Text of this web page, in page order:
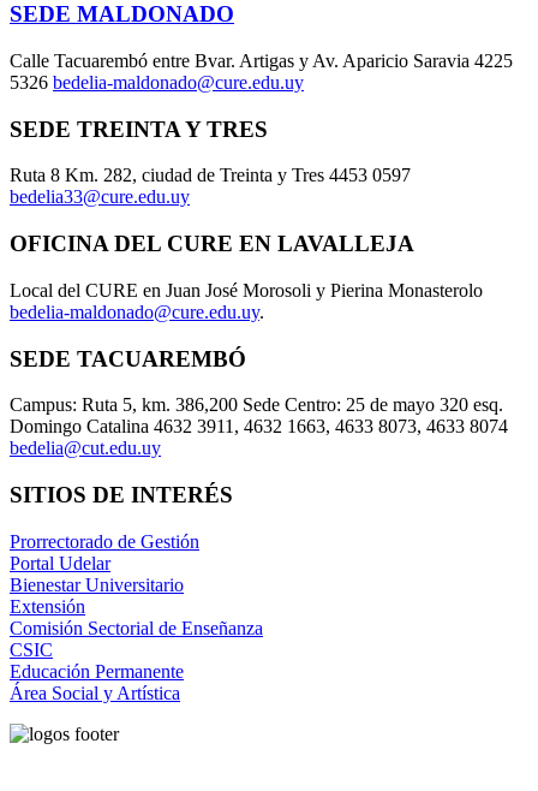
SEDE MALDONADO
Calle Tacuarembó entre Bvar. Artigas y Av. Aparicio Saravia 4225
5326 bedelia-maldonado@cure.edu.uy
SEDE TREINTA Y TRES
Ruta 8 Km. 282, ciudad de Treinta y Tres 4453 0597
bedelia33@cure.edu.uy
OFICINA DEL CURE EN LAVALLEJA
Local del CURE en Juan José Morosoli y Pierina Monasterolo
bedelia-maldonado@cure.edu.uy.
SEDE TACUAREMBÓ
Campus: Ruta 5, km. 386,200 Sede Centro: 25 de mayo 320 esq.
Domingo Catalina 4632 3911, 4632 1663, 4633 8073, 4633 8074
bedelia@cut.edu.uy
SITIOS DE INTERÉS
Prorrectorado de Gestión
Portal Udelar
Bienestar Universitario
Extensión
Comisión Sectorial de Enseñanza
CSIC
Educación Permanente
Área Social y Artística